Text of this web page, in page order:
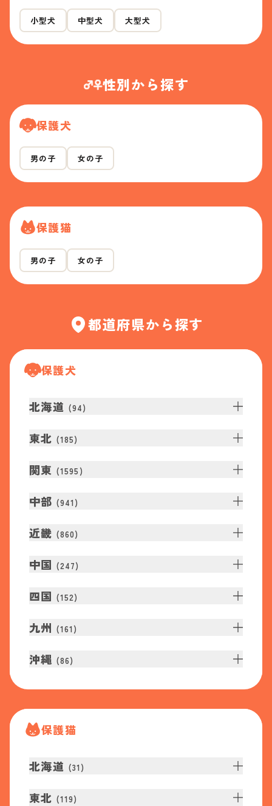
小型犬 中型犬 大型犬
性別から探す
保護犬
男の子 女の子
保護猫
男の子 女の子
都道府県から探す
保護犬
北海道 (94)
東北 (185)
関東 (1595 )
中部 (941 )
近畿 (860)
中国 (247)
四国 (152)
九州 (161 )
沖縄 (86)
保護猫
北海道 (31 )
東北 (119)